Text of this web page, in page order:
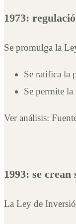
1973:
Se promulga la
Se ratifica la
Se permite
Ver análisis:
1993: se crean
La Ley de